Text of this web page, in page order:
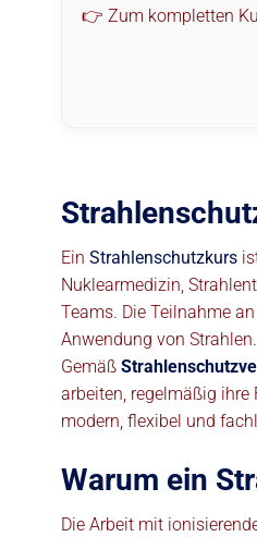
👉 Zum kompletten
Ein Strahlenschutzkurs
Nuklearmedizin,
Teams. Die Teilnahme
Anwendung von Strahlen.
Gemäß
arbeiten, regelmäßig
modern, flexibel und
Warum ein
Die Arbeit mit